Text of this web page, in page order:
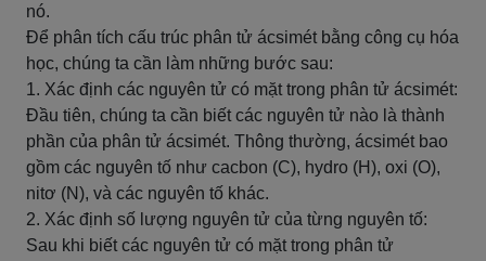
nó.
Để phân tích cấu trúc phân tử ácsimét bằng công cụ hóa
học, chúng ta cần làm những bước sau:
1. Xác định các nguyên tử có mặt trong phân tử ácsimét:
Đầu tiên, chúng ta cần biết các nguyên tử nào là thành
phần của phân tử ácsimét. Thông thường, ácsimét bao
gồm các nguyên tố như cacbon (C), hydro (H), oxi (O),
nitơ (N), và các nguyên tố khác.
2. Xác định số lượng nguyên tử của từng nguyên tố:
Sau khi biết các nguyên tử có mặt trong phân tử